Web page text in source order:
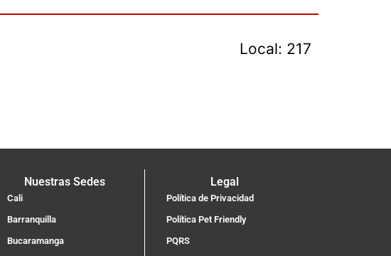
Local: 217
Nuestras Sedes
Cali
Barranquilla
Bucaramanga
Legal
Política de Privacidad
Política Pet Friendly
PQRS